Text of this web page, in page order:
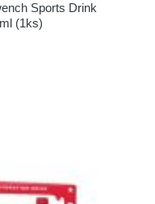
Sports Drink
(1ks)